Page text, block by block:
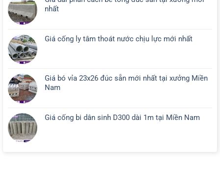
nhất
Giá cống ly tâm thoát nước chịu lực mới nhất
Giá bó vỉa 23x26 đúc sẵn mới nhất tại xưởng Miền
Nam
Giá cống bi dân sinh D300 dài 1m tại Miền Nam